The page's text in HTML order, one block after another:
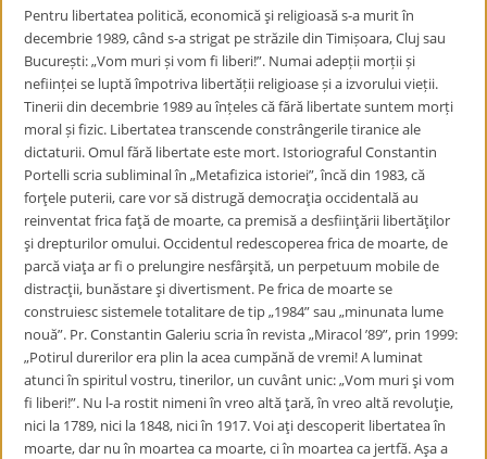
Pentru libertatea politică, economică şi religioasă s-a murit în
decembrie 1989, când s-a strigat pe străzile din Timișoara, Cluj sau
București: „Vom muri și vom fi liberi!”. Numai adepții morții și
neființei se luptă împotriva libertății religioase și a izvorului vieții.
Tinerii din decembrie 1989 au înțeles că fără libertate suntem morți
moral și fizic. Libertatea transcende constrângerile tiranice ale
dictaturii. Omul fără libertate este mort. Istoriograful Constantin
Portelli scria subliminal în „Metafizica istoriei”, încă din 1983, că
forţele puterii, care vor să distrugă democraţia occidentală au
reinventat frica faţă de moarte, ca premisă a desfiinţării libertăţilor
şi drepturilor omului. Occidentul redescoperea frica de moarte, de
parcă viaţa ar fi o prelungire nesfârşită, un perpetuum mobile de
distracţii, bunăstare şi divertisment. Pe frica de moarte se
construiesc sistemele totalitare de tip „1984” sau „minunata lume
nouă”. Pr. Constantin Galeriu scria în revista „Miracol ’89”, prin 1999:
„Potirul durerilor era plin la acea cumpănă de vremi! A luminat
atunci în spiritul vostru, tinerilor, un cuvânt unic: „Vom muri şi vom
fi liberi!”. Nu l-a rostit nimeni în vreo altă ţară, în vreo altă revoluţie,
nici la 1789, nici la 1848, nici în 1917. Voi aţi descoperit libertatea în
moarte, dar nu în moartea ca moarte, ci în moartea ca jertfă. Aşa a